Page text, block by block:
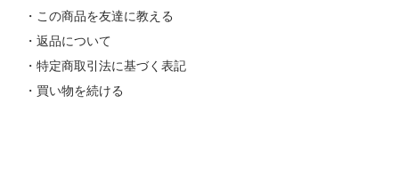
・この商品を友達に教える
・返品について
・特定商取引法に基づく表記
・買い物を続ける